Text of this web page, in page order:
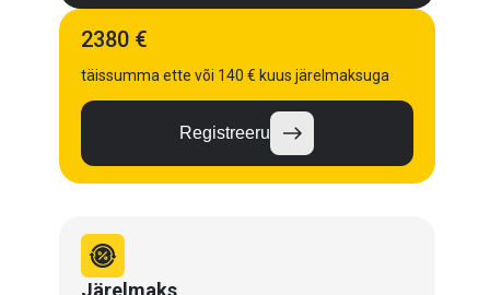
2380 €
täissumma ette või 140 € kuus järelmaksuga
Registreeru
Järelmaks